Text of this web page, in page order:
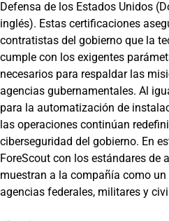
Defensa de los Estados Unidos
inglés). Estas certificaciones
contratistas del gobierno que la
cumple con los exigentes
necesarios para respaldar las
agencias gubernamentales. Al
para la automatización de
las operaciones continúan
ciberseguridad del gobierno. En
ForeScout con los estándares de
muestran a la compañía como
agencias federales, militares y